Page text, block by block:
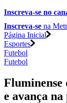
Inscreva-se no
Inscreva-se na
Página Inicial
Esportes
Futebol
Futebol
e avança